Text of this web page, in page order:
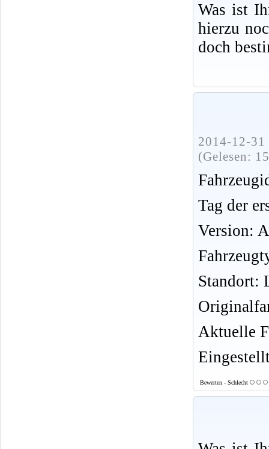
Was ist
hierzu
doch
2014-12-
(Gelesen:
Tag der
Version:
Standort:
Aktuelle
Bewerten - Schlecht